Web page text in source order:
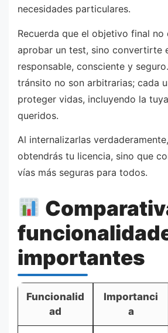
necesidades particulares.
Recuerda que el objetivo final no
aprobar un test, sino convertirte
responsable, consciente y
tránsito no son arbitrarias; cada
proteger vidas, incluyendo la
queridos.
Al internalizarlas
obtendrás tu licencia, sino que
vías más seguras para todos.
importantes
Funcionalid
ad
Importanci
a